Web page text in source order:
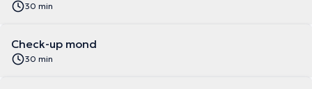
30 min
Check-up mond
30 min